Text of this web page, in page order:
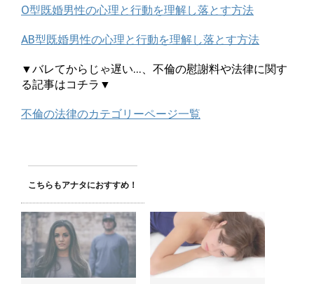
O型既婚男性の心理と行動を理解し落とす方法
AB型既婚男性の心理と行動を理解し落とす方法
▼バレてからじゃ遅い…、不倫の慰謝料や法律に関す
る記事はコチラ▼
不倫の法律のカテゴリーページ一覧
こちらもアナタにおすすめ！